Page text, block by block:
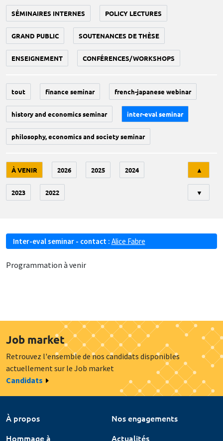
SÉMINAIRES INTERNES POLICY LECTURES
GRAND PUBLIC SOUTENANCES DE THÈSE
ENSEIGNEMENT CONFÉRENCES/WORKSHOPS
tout finance seminar french-japanese webinar
history and economics seminar inter-eval seminar
philosophy, economics and society seminar
À VENIR 2026 2025 2024
2023 2022
▲
▼
Inter-eval seminar - contact : Alice Fabre
Programmation à venir
Job market
Retrouvez l'ensemble de nos candidats disponibles
actuellement sur le Job market
Candidats
À propos
Nos engagements
Hommage à
Actualités